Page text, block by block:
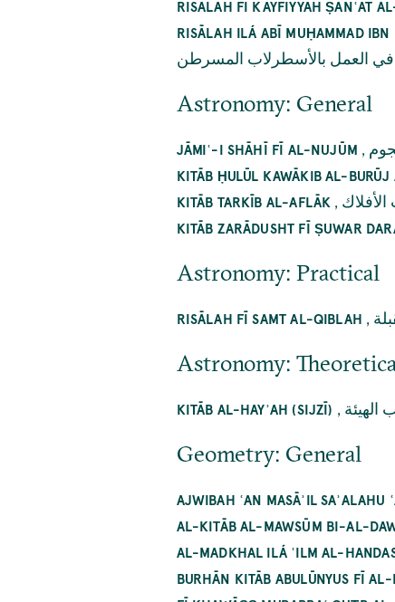
RISĀLAH FĪ KAYFIYYAH ṢANʿAT
RISĀLAH ILÁ ABĪ MUḤAMMAD
في العمل بالأسطرلاب المسرطن
Astronomy: General
JĀMIʿ-I SHĀHĪ FĪ AL-NUJŪM ,
KITĀB ḤULŪL KAWĀKIB AL-BURŪJ
KITĀB TARKĪB AL-AFLĀK ,
KITĀB ZARĀDUSHT FĪ ṢUWAR
Astronomy: Practical
RISĀLAH FĪ SAMT AL-QIBLAH ,
Astronomy:
KITĀB AL-HAYʾAH (SIJZĪ) , الهيئة
Geometry: General
AJWIBAH ʿAN MASĀʾIL SAʾALAHU
AL-KITĀB AL-MAWSŪM BI-AL-
AL-MADKHAL ILÁ ʿILM AL-
BURHĀN KITĀB ABULŪNYUS FĪ